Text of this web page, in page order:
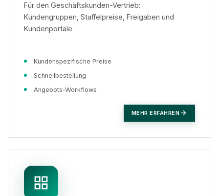
Für den Geschäftskunden-Vertrieb:
Kundengruppen, Staffelpreise, Freigaben und
Kundenportale.
Kundenspezifische Preise
Schnellbestellung
Angebots-Workflows
MEHR ERFAHREN